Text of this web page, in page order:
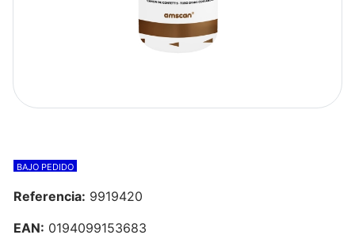
BAJO PEDIDO
Referencia: 9919420
EAN: 0194099153683